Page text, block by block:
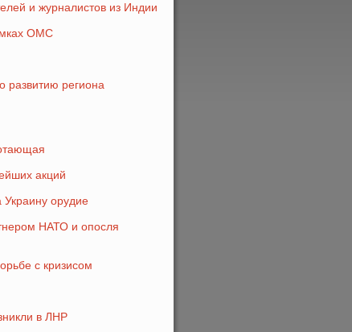
и журналистов из Индии
ОМС
развитию региона
акций
орудие
НАТО и опосля
с кризисом
в ЛНР